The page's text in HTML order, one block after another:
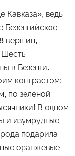
Кавказа», ведь
Безенгийское
вершин,
Шесть
в Безенги.
контрастом:
по зеленой
В одном
и изумрудные
подарила
оранжевые